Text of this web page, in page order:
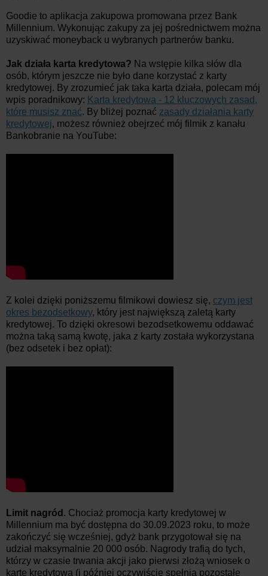
Goodie to aplikacja zakupowa promowana przez Bank
Millennium. Wykonując zakupy za jej pośrednictwem można
uzyskiwać moneyback u wybranych partnerów banku.
Jak działa karta kredytowa? Na wstępie kilka słów dla
osób, którym jeszcze nie było dane korzystać z karty
kredytowej. By zrozumieć jak taka karta działa, polecam mój
wpis poradnikowy: Karta kredytowa - 12 kluczowych zasad,
które musisz znać. By bliżej poznać zasady działania karty
kredytowej, możesz również obejrzeć mój filmik z kanału
Bankobranie na YouTube:
Z kolei dzięki poniższemu filmikowi dowiesz się, czym jest
okres bezodsetkowy, który jest największą zaletą karty
kredytowej. To dzięki okresowi bezodsetkowemu oddawać
można taką samą kwotę, jaka z karty została wykorzystana
(bez odsetek i bez opłat):
Limit nagród . Chociaż promocja karty kredytowej w
Millennium ma być dostępna do 30.09.2023 roku, to może
zakończyć się wcześniej, gdyż bank przygotował się na
udział maksymalnie 20 000 osób. Nagrody trafią do tych,
którzy w czasie trwania akcji jako pierwsi złożą wniosek o
kartę kredytową (i później oczywiście spełnią pozostałe